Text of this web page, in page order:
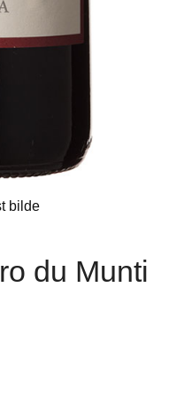
bilde
du Munti